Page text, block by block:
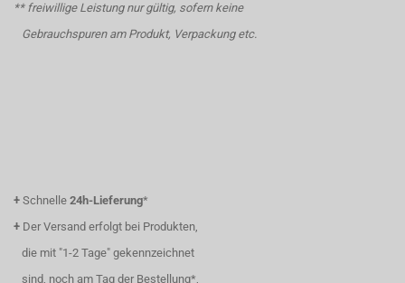
** freiwillige Leistung nur gültig, sofern keine
Gebrauchspuren am Produkt, Verpackung etc.
+ Schnelle 24h-Lieferung*
+ Der Versand erfolgt bei Produkten,
die mit "1-2 Tage" gekennzeichnet
sind, noch am Tag der Bestellung*,